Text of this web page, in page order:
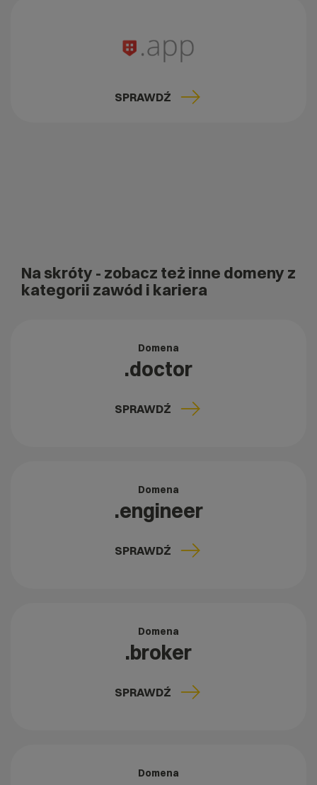
SPRAWDŹ
Na skróty - zobacz też inne domeny z
kategorii zawód i kariera
Domena
.doctor
SPRAWDŹ
Domena
.engineer
SPRAWDŹ
Domena
.broker
SPRAWDŹ
Domena